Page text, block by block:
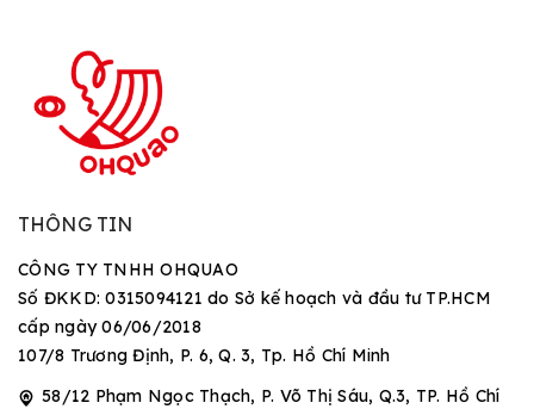
THÔNG TIN
CÔNG TY TNHH OHQUAO
Số ĐKKD: 0315094121 do Sở kế hoạch và đầu tư TP.HCM
cấp ngày 06/06/2018
107/8 Trương Định, P. 6, Q. 3, Tp. Hồ Chí Minh
58/12 Phạm Ngọc Thạch, P. Võ Thị Sáu, Q.3, TP. Hồ Chí